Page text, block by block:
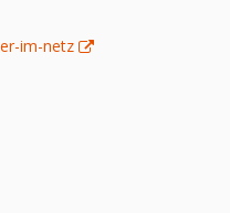
im-netz